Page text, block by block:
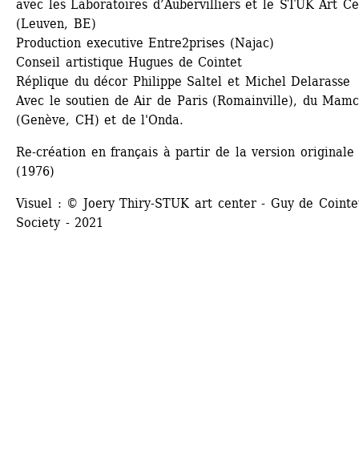
avec les Laboratoires d’Aubervilliers et le STUK Art
(Leuven, BE)
Production executive Entre2prises (Najac)
Conseil artistique Hugues de Cointet
Réplique du décor Philippe Saltel et Michel Delarasse
Avec le soutien de Air de Paris (Romainville), du
(Genève, CH) et de l'Onda.
Re-création en français à partir de la version originale
(1976)
Visuel : © Joery Thiry-STUK art center - Guy de
Society - 2021